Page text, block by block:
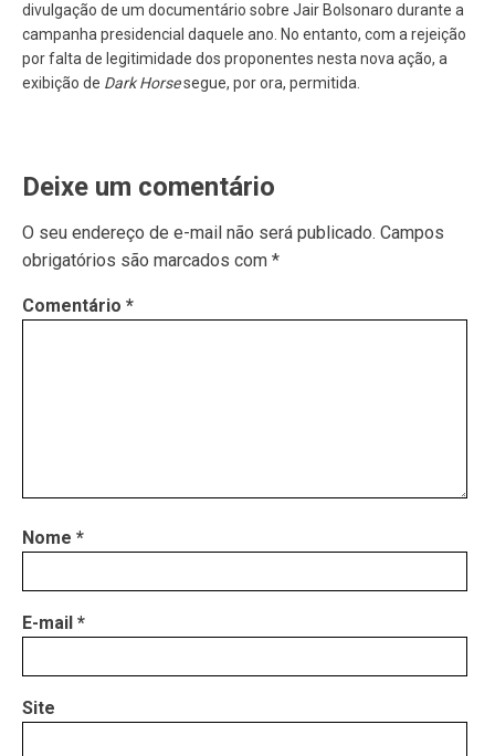
divulgação de um documentário sobre Jair Bolsonaro durante a
campanha presidencial daquele ano. No entanto, com a rejeição
por falta de legitimidade dos proponentes nesta nova ação, a
exibição de Dark Horsesegue, por ora, permitida.
Deixe um comentário
O seu endereço de e-mail não será publicado. Campos
obrigatórios são marcados com *
Comentário *
Nome *
E-mail *
Site